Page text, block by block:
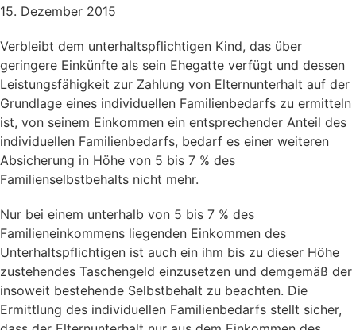
15. Dezember 2015
Verbleibt dem unterhaltspflichtigen Kind, das über
geringere Einkünfte als sein Ehegatte verfügt und dessen
Leistungsfähigkeit zur Zahlung von Elternunterhalt auf der
Grundlage eines individuellen Familienbedarfs zu ermitteln
ist, von seinem Einkommen ein entsprechender Anteil des
individuellen Familienbedarfs, bedarf es einer weiteren
Absicherung in Höhe von 5 bis 7 % des
Familienselbstbehalts nicht mehr.
Nur bei einem unterhalb von 5 bis 7 % des
Familieneinkommens liegenden Einkommen des
Unterhaltspflichtigen ist auch ein ihm bis zu dieser Höhe
zustehendes Taschengeld einzusetzen und demgemäß der
insoweit bestehende Selbstbehalt zu beachten. Die
Ermittlung des individuellen Familienbedarfs stellt sicher,